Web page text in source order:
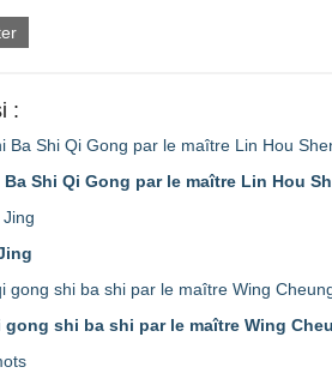
:
Shi Qi Gong par le maître Lin Hou
gong shi ba shi par le maître Wing